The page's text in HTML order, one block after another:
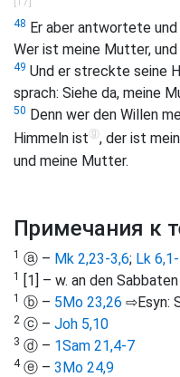
48 Er aber antwortete
Wer ist meine Mutter,
49 Und er streckte seine
sprach: Siehe da, meine
50 Denn wer den Willen
Himmeln istⓖ, der ist
und meine Mutter.
Примечания к
1 ⓐ – Mk 2,23-3,6; Lk
1 [1] – w. an den Sabbaten
1 ⓑ – 5Mo 23,26 ⇨Esyn:
2 ⓒ – Joh 5,10
3 ⓓ – 1Sam 21,4-7
4ⓔ – 3Mo 24,9